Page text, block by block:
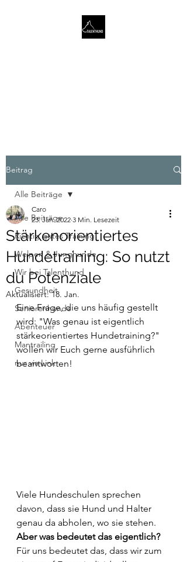
Beitrag
Alle Beiträge
Richtig gutes Training!
Welpen & Junghunde
Wir bei Talenthund
Gesundheit
Seniorenhunde
Abenteuer
Mantrailing
nur via Link
Alle Beiträge
Stärkenorientiertes
Hundetraining: So nutzt
du Potenziale
Caro
23. Jan. 2022 3 Min. Lesezeit
Aktualisiert:18. Jan.
Eine Frage, die uns häufig gestellt
wird: "Was genau ist eigentlich
stärkeorientiertes Hundetraining?"
wollen wir Euch gerne ausführlich
beantworten!
Viele Hundeschulen sprechen
davon, dass sie Hund und Halter
genau da abholen, wo sie stehen.
Aber was bedeutet das eigentlich?
Für uns bedeutet das, dass wir zum